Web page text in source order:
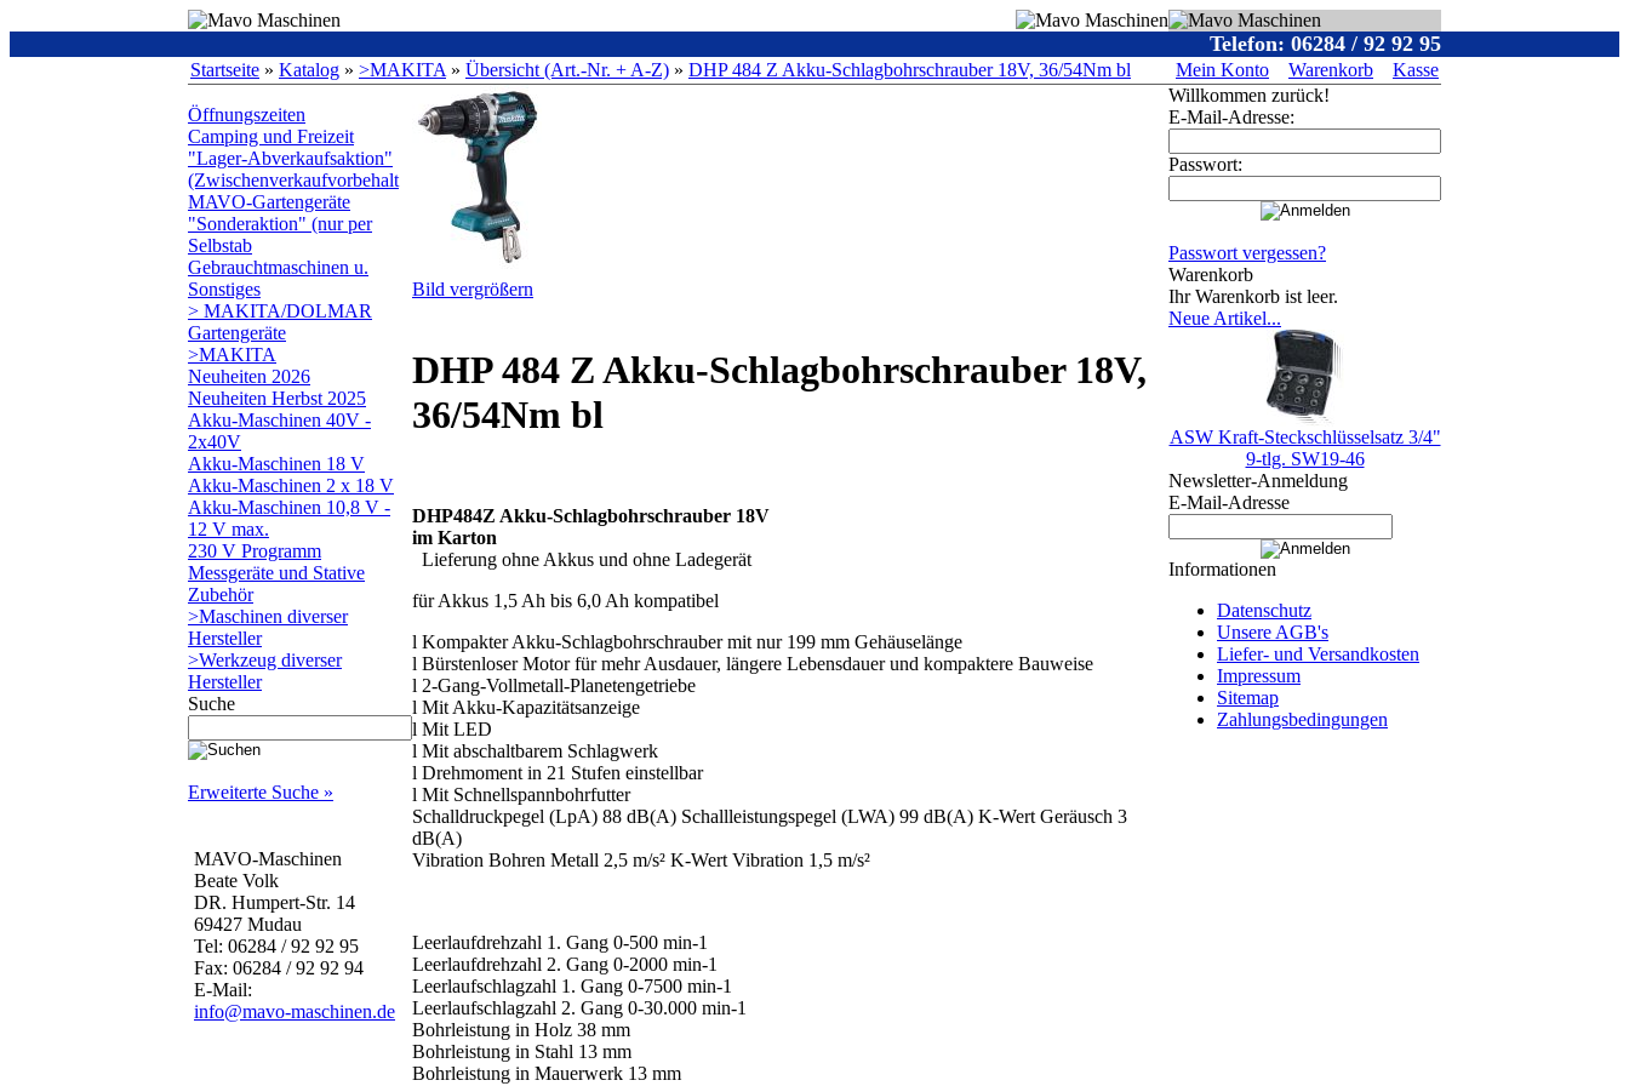
Telefon: 06284 / 92 92 95
Startseite » Katalog » >MAKITA » Übersicht (Art.-Nr. + A-Z) » DHP 484 Z Akku-Schlagbohrschrauber 18V, 36/54Nm bl Mein Konto Warenkorb Kasse
Öffnungszeiten
Camping und Freizeit
"Lager-Abverkaufsaktion"
(Zwischenverkaufvorbehalt
MAVO-Gartengeräte
"Sonderaktion" (nur per
Selbstab
Gebrauchtmaschinen u.
Sonstiges
> MAKITA/DOLMAR
Gartengeräte
>MAKITA
Neuheiten 2026
Neuheiten Herbst 2025
Akku-Maschinen 40V -
2x40V
Akku-Maschinen 18 V
Akku-Maschinen 2 x 18 V
Akku-Maschinen 10,8 V -
12 V max.
230 V Programm
Messgeräte und Stative
Zubehör
>Maschinen diverser
Hersteller
>Werkzeug diverser
Hersteller
Suche
Erweiterte Suche »
MAVO-Maschinen
Beate Volk
DR. Humpert-Str. 14
69427 Mudau
Tel: 06284 / 92 92 95
Fax: 06284 / 92 92 94
E-Mail:
info@mavo-maschinen.de
Bild vergrößern
DHP 484 Z Akku-Schlagbohrschrauber 18V,
36/54Nm bl
DHP484Z Akku-Schlagbohrschrauber 18V
im Karton
Lieferung ohne Akkus und ohne Ladegerät
für Akkus 1,5 Ah bis 6,0 Ah kompatibel
l Kompakter Akku-Schlagbohrschrauber mit nur 199 mm Gehäuselänge
l Bürstenloser Motor für mehr Ausdauer, längere Lebensdauer und kompaktere Bauweise
l 2-Gang-Vollmetall-Planetengetriebe
l Mit Akku-Kapazitätsanzeige
l Mit LED
l Mit abschaltbarem Schlagwerk
l Drehmoment in 21 Stufen einstellbar
l Mit Schnellspannbohrfutter
Schalldruckpegel (LpA) 88 dB(A) Schallleistungspegel (LWA) 99 dB(A) K-Wert Geräusch 3
dB(A)
Vibration Bohren Metall 2,5 m/s² K-Wert Vibration 1,5 m/s²
Leerlaufdrehzahl 1. Gang 0-500 min-1
Leerlaufdrehzahl 2. Gang 0-2000 min-1
Leerlaufschlagzahl 1. Gang 0-7500 min-1
Leerlaufschlagzahl 2. Gang 0-30.000 min-1
Bohrleistung in Holz 38 mm
Bohrleistung in Stahl 13 mm
Bohrleistung in Mauerwerk 13 mm
Willkommen zurück!
E-Mail-Adresse:
Passwort:
Passwort vergessen?
Warenkorb
Ihr Warenkorb ist leer.
Neue Artikel...
ASW Kraft-Steckschlüsselsatz 3/4"
9-tlg. SW19-46
Newsletter-Anmeldung
E-Mail-Adresse
Informationen
Datenschutz
Unsere AGB's
Liefer- und Versandkosten
Impressum
Sitemap
Zahlungsbedingungen